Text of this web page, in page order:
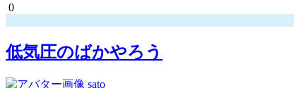
0
低気圧のばかやろう
sato